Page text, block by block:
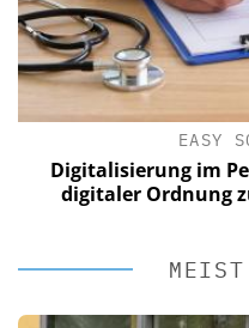
EASY
Digitalisierung im
digitaler Ordnung